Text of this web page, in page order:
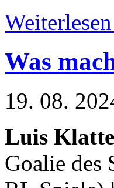
Was
19. 08.
Luis Klatte
Goalie des